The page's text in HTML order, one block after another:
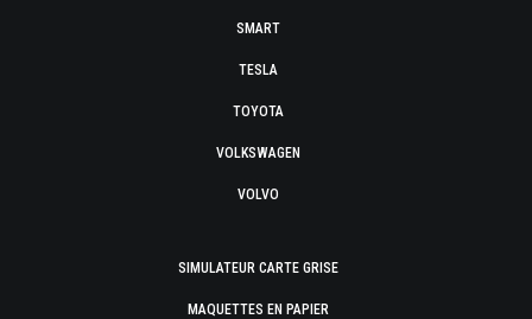
SMART
TESLA
TOYOTA
VOLKSWAGEN
VOLVO
SIMULATEUR CARTE GRISE
MAQUETTES EN PAPIER